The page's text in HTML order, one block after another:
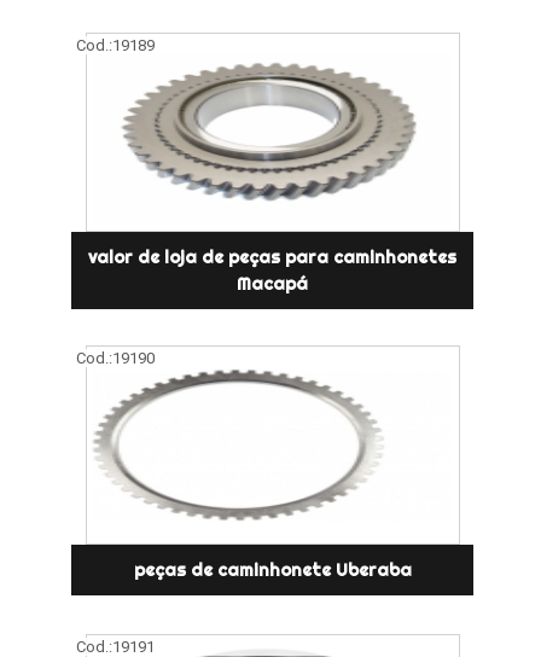
Cod.:19189
valor de loja de peças para caminhonetes
Macapá
Cod.:19190
peças de caminhonete Uberaba
Cod.:19191